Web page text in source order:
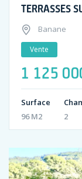
TERRASSES
Banane
Vente
1 125
Surface
96 M2
2